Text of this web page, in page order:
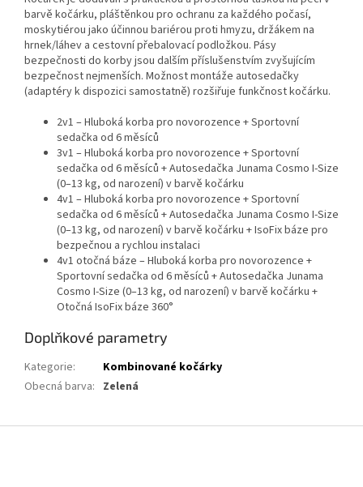
barvě kočárku, pláštěnkou pro ochranu za každého počasí,
moskytiérou jako účinnou bariérou proti hmyzu, držákem na
hrnek/láhev a cestovní přebalovací podložkou. Pásy
bezpečnosti do korby jsou dalším příslušenstvím zvyšujícím
bezpečnost nejmenších. Možnost montáže autosedačky
(adaptéry k dispozici samostatně) rozšiřuje funkčnost kočárku.
2v1 – Hluboká korba pro novorozence + Sportovní
sedačka od 6 měsíců
3v1 – Hluboká korba pro novorozence + Sportovní
sedačka od 6 měsíců + Autosedačka Junama Cosmo I-Size
(0–13 kg, od narození) v barvě kočárku
4v1 – Hluboká korba pro novorozence + Sportovní
sedačka od 6 měsíců + Autosedačka Junama Cosmo I-Size
(0–13 kg, od narození) v barvě kočárku + IsoFix báze pro
bezpečnou a rychlou instalaci
4v1 otočná báze – Hluboká korba pro novorozence +
Sportovní sedačka od 6 měsíců + Autosedačka Junama
Cosmo I-Size (0–13 kg, od narození) v barvě kočárku +
Otočná IsoFix báze 360°
Doplňkové parametry
Kategorie:
Kombinované kočárky
Obecná barva: Zelená